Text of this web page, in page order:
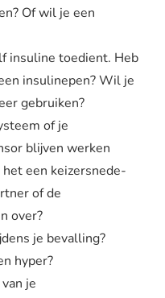
Of wil je een
insuline toedient. Heb
insulinepen? Wil je
gebruiken?
of je
blijven werken
een keizersnede-
of de
over?
je bevalling?
hyper?
je